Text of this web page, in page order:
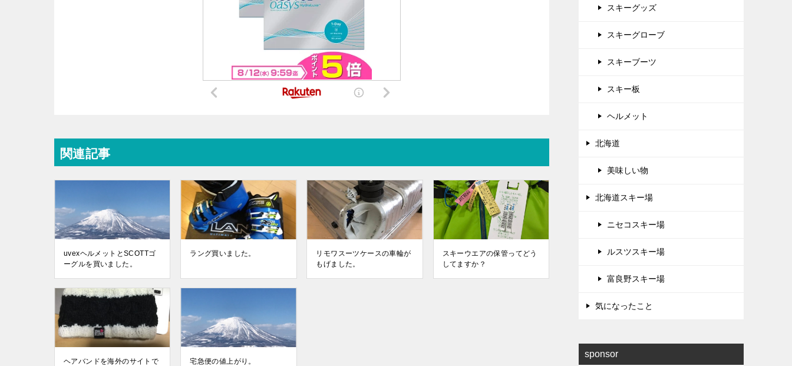
関連記事
uvexヘルメットとSCOTTゴ
ーグルを買いました。
ラング買いました。
リモワスーツケースの車輪が
もげました。
スキーウエアの保管ってどう
してますか？
ヘアバンドを海外のサイトで
宅急便の値上がり。
スキーグッズ
スキーグローブ
スキーブーツ
スキー板
ヘルメット
北海道
美味しい物
北海道スキー場
ニセコスキー場
ルスツスキー場
富良野スキー場
気になったこと
sponsor